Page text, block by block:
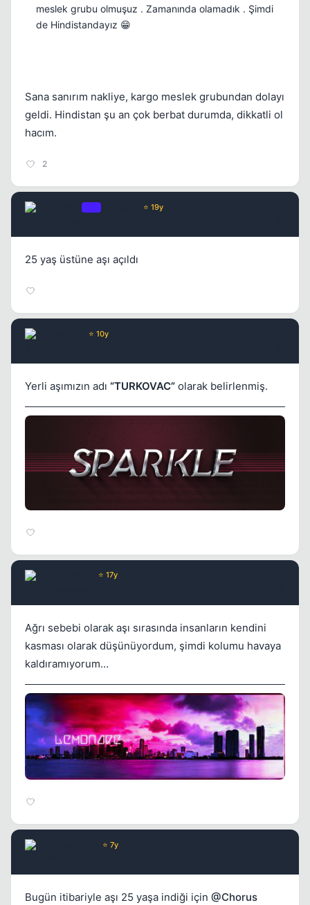
meslek grubu olmuşuz . Zamanında olamadık . Şimdi
de Hindistandayız 😁
Sana sanırım nakliye, kargo meslek grubundan dolayı
geldi. Hindistan şu an çok berbat durumda, dikkatli ol
hacım.
2
⭐ 19y
25 yaş üstüne aşı açıldı
⭐ 10y
Yerli aşımızın adı “TURKOVAC” olarak belirlenmiş.
⭐ 17y
Ağrı sebebi olarak aşı sırasında insanların kendini
kasması olarak düşünüyordum, şimdi kolumu havaya
kaldıramıyorum…
⭐ 7y
Bugün itibariyle aşı 25 yaşa indiği için @Chorus